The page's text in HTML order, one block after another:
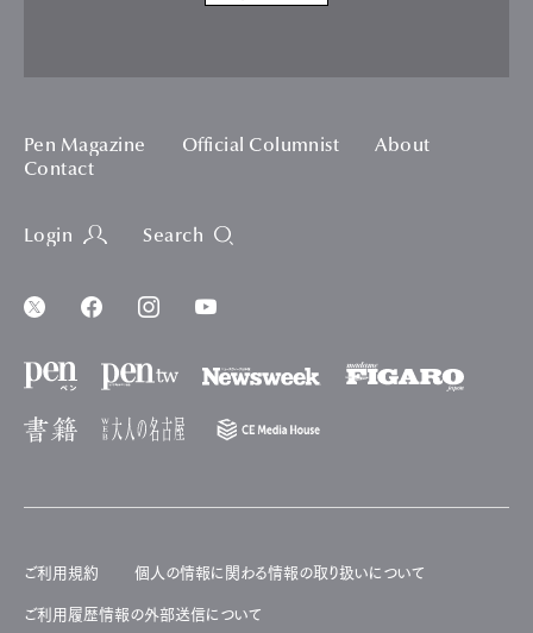
Pen Magazine Official Columnist
About
Contact
Login Search
ご利用規約 個人の情報に関わる情報の取り扱いについて
ご利用履歴情報の外部送信について